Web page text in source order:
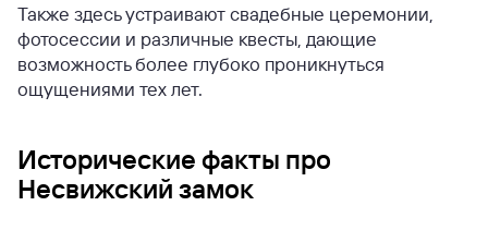
Также здесь устраивают свадебные церемонии,
фотосессии и различные квесты, дающие
возможность более глубоко проникнуться
ощущениями тех лет.
Исторические факты про
Несвижский замок